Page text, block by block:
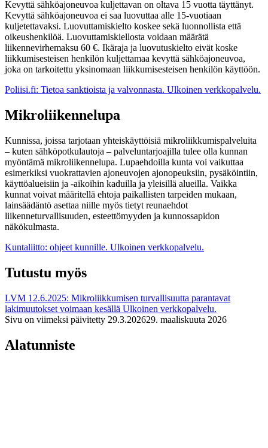
Kevyttä sähköajoneuvoa kuljettavan on oltava 15 vuotta täyttänyt.
Kevyttä sähköajoneuvoa ei saa luovuttaa alle 15-vuotiaan
kuljetettavaksi. Luovuttamiskielto koskee sekä luonnollista että
oikeushenkilöä. Luovuttamiskiellosta voidaan määrätä
liikennevirhemaksu 60 €. Ikäraja ja luovutuskielto eivät koske
liikkumisesteisen henkilön kuljettamaa kevyttä sähköajoneuvoa,
joka on tarkoitettu yksinomaan liikkumisesteisen henkilön käyttöön.
Poliisi.fi: Tietoa sanktioista ja valvonnasta. Ulkoinen verkkopalvelu.
Mikroliikennelupa
Kunnissa, joissa tarjotaan yhteiskäyttöisiä mikroliikkumispalveluita
– kuten sähköpotkulautoja – palveluntarjoajilla tulee olla kunnan
myöntämä mikroliikennelupa. Lupaehdoilla kunta voi vaikuttaa
esimerkiksi vuokrattavien ajoneuvojen ajonopeuksiin, pysäköintiin,
käyttöalueisiin ja -aikoihin kaduilla ja yleisillä alueilla. Vaikka
kunnat voivat määritellä ehtoja paikallisten tarpeiden mukaan,
lainsäädäntö asettaa niille myös tietyt reunaehdot
liikenneturvallisuuden, esteettömyyden ja kunnossapidon
näkökulmasta.
Kuntaliitto: ohjeet kunnille. Ulkoinen verkkopalvelu.
Tutustu myös
LVM 12.6.2025: Mikroliikkumisen turvallisuutta parantavat
lakimuutokset voimaan kesällä Ulkoinen verkkopalvelu.
Sivu on viimeksi päivitetty 29.3.202629. maaliskuuta 2026
Alatunniste